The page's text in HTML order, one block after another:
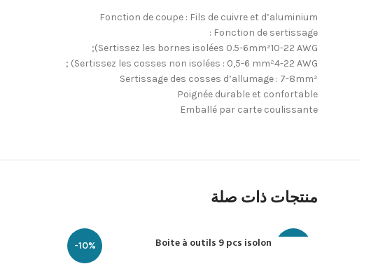
Fonction de coupe : Fils de cuivre et d’aluminium
Fonction de sertissage :
Sertissez les bornes isolées 0.5-6mm²10-22 AWG);
Sertissez les cosses non isolées : 0,5-6 mm²4-22 AWG) ;
Sertissage des cosses d’allumage : 7-8mm²
Poignée durable et confortable
Emballé par carte coulissante
منتجات ذات صلة
إضافة إلى السلةBoite à outils 9 pcs isolon
-10%